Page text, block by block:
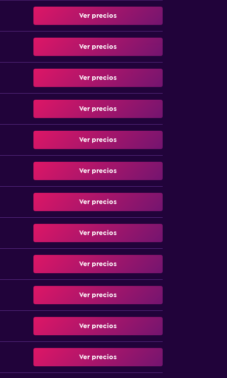
Ver precios
Ver precios
Ver precios
Ver precios
Ver precios
Ver precios
Ver precios
Ver precios
Ver precios
Ver precios
Ver precios
Ver precios